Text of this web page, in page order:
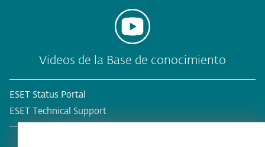
Videos de la Base de conocimiento
ESET Status Portal
ESET Technical Support